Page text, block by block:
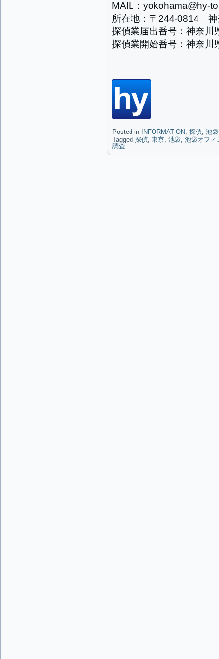
MAIL：yokohama@hy-
所在地：〒244-0814 神
探偵業届出番号：神奈
探偵業開始番号：神奈
Posted in INFORMATION, 探偵, 池
Tagged 探偵, 東京, 池袋, 池袋オフィ
調査